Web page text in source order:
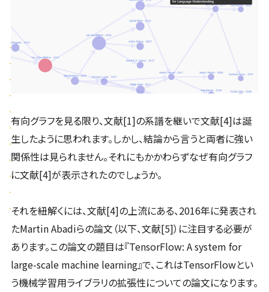
有向グラフを見る限り、文献[1]の系譜を継いで文献[4]は誕
生したように思われます。しかし、結論から言うと両者に強い
関係性は見られません。それにもかかわらずなぜ有向グラフ
に文献[4]が表示されたのでしょうか。
それを紐解くには、文献[4]の上流にある、2016年に発表され
たMartin Abadiらの論文（以下、文献[5]）に注目する必要が
あります。この論文の題目は『TensorFlow: A system for
large-scale machine learning』で、これはTensorFlowとい
う機械学習用ライブラリの拡張性についての論文になります。